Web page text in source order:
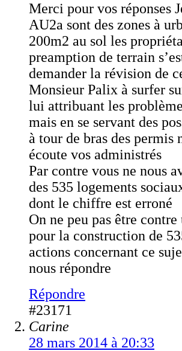
Merci pour vos réponses
AU2a sont des zones à
200m2 au sol les
preamption de terrain
demander la révision de
Monsieur Palix à surfer
lui attribuant les
mais en se servant des
à tour de bras des permis
écoute vos administrés
Par contre vous ne nous
des 535 logements
dont le chiffre est erroné
On ne peu pas être
pour la construction de
actions concernant ce
nous répondre
Répondre
#23171
Carine
28 mars 2014 à 20:33